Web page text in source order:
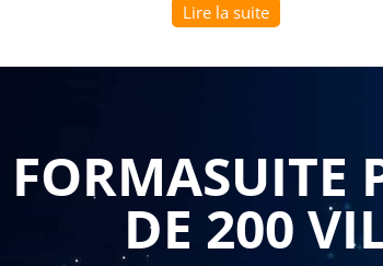
conformes aux standards de qualité
commence par l'acquisition d'une
, le programme s'adapte gratuitement aux
industriels, tertiaires ou hospitaliers. Les
liés à vos problématiques quotidiennes,
Lire la suite
FORMASUITE
DE 200